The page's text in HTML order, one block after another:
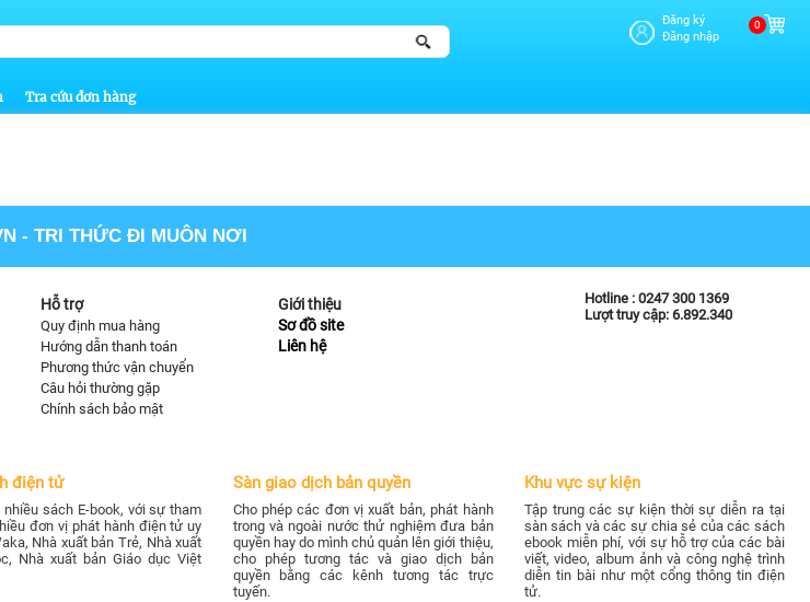
Đăng ký
Đăng nhập
0
Tra cứu đơn hàng
- TRI THỨC ĐI MUÔN NƠI
Hỗ trợ
Quy định mua hàng
Hướng dẫn thanh toán
Phương thức vận chuyển
Câu hỏi thường gặp
Chính sách bảo mật
Giới thiệu
Sơ đồ site
Liên hệ
Hotline : 0247 300 1369
Lượt truy cập: 6.892.340
điện tử
nhiều sách E-book, với sự tham
đơn vị phát hành điện tử uy
Nhà xuất bản Trẻ, Nhà xuất
Nhà xuất bản Giáo dục Việt
Sàn giao dịch bản quyền
Cho phép các đơn vị xuất bản, phát hành
trong và ngoài nước thử nghiệm đưa bản
quyền hay do mình chủ quản lên giới thiệu,
cho phép tương tác và giao dịch bản
quyền bằng các kênh tương tác trực
tuyến.
Khu vực sự kiện
Tập trung các sự kiện thời sự diễn ra tại
sàn sách và các sự chia sẻ của các sách
ebook miễn phí, với sự hỗ trợ của các bài
viết, video, album ảnh và công nghệ trình
diễn tin bài như một cổng thông tin điện
tử.